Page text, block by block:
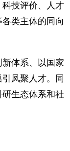
技评价、人才
类主体的同向
体系、以国家
凤聚人才。同
生态体系和社